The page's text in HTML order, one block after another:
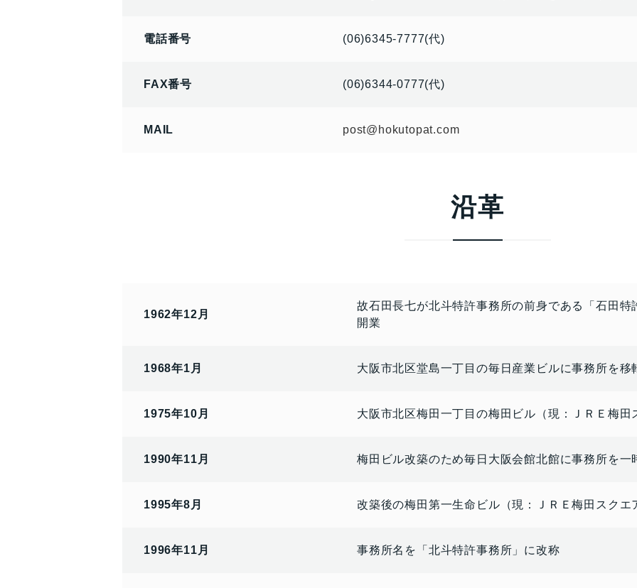
電話番号 (06)6345-7777(代)
FAX番号 (06)6344-0777(代)
MAIL post@hokutopat.com
沿革
1962年12月
故石田長七が北斗特許事務所の前身である「石田
開業
1968年1月 大阪市北区堂島一丁目の毎日産業ビルに事務所を移
1975年10月 大阪市北区梅田一丁目の梅田ビル（現：ＪＲＥ梅
1990年11月 梅田ビル改築のため毎日大阪会館北館に事務所を一
1995年8月 改築後の梅田第一生命ビル（現：ＪＲＥ梅田スク
1996年11月 事務所名を「北斗特許事務所」に改称